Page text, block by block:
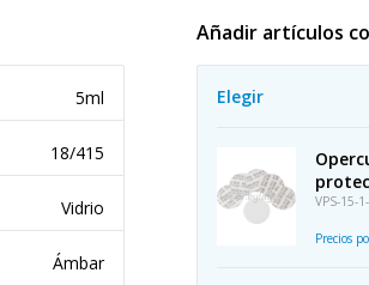
5ml
18/415
Vidrio
Ámbar
Añadir artículos
Elegir
VPS-15-
Precios